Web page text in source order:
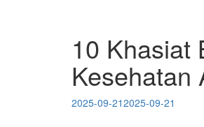
10 Khasiat
Kesehatan
2025-09-212025-09-21